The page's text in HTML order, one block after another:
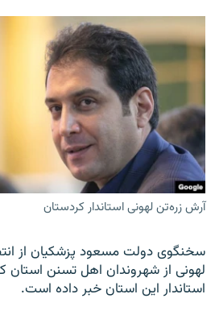
آرش زره‌تن لهونی استاندار کردستان
سخنگوی دولت مسعود پزشکیان از
لهونی از شهروندان اهل تسنن استان
استاندار این استان خبر داده است.